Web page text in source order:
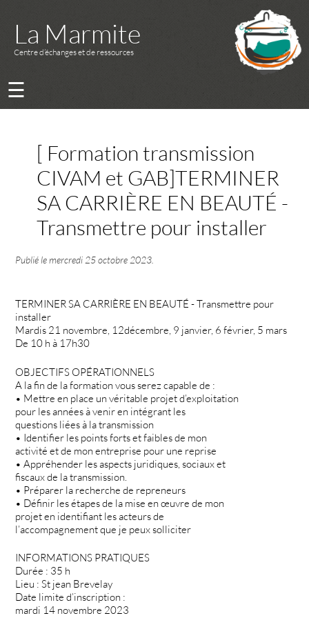
La Marmite
Centre d’échanges et de ressources
☰
[ Formation transmission
CIVAM et GAB]TERMINER
SA CARRIÈRE EN BEAUTÉ -
Transmettre pour installer
Publié lemercredi 25 octobre 2023
TERMINER SA CARRIÈRE EN BEAUTÉ - Transmettre pour
installer
Mardis 21 novembre, 12décembre, 9 janvier, 6 février, 5 mars
De 10 h à 17h30
OBJECTIFS OPÉRATIONNELS
A la fin de la formation vous serez capable de :
• Mettre en place un véritable projet d’exploitation
pour les années à venir en intégrant les
questions liées à la transmission
• Identifier les points forts et faibles de mon
activité et de mon entreprise pour une reprise
• Appréhender les aspects juridiques, sociaux et
fiscaux de la transmission.
• Préparer la recherche de repreneurs
• Définir les étapes de la mise en œuvre de mon
projet en identifiant les acteurs de
l’accompagnement que je peux solliciter
INFORMATIONS PRATIQUES
Durée : 35 h
Lieu : St jean Brevelay
Date limite d’inscription :
mardi 14 novembre 2023